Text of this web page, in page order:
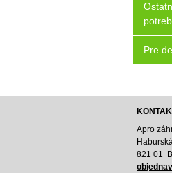
Pre
Apro
821 01
o